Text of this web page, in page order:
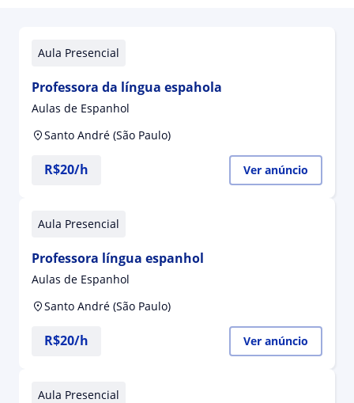
Aula Presencial
Professora da língua espahola
Aulas de Espanhol
Santo André (São Paulo)
R$20/h Ver anúncio
Aula Presencial
Professora língua espanhol
Aulas de Espanhol
Santo André (São Paulo)
R$20/h Ver anúncio
Aula Presencial